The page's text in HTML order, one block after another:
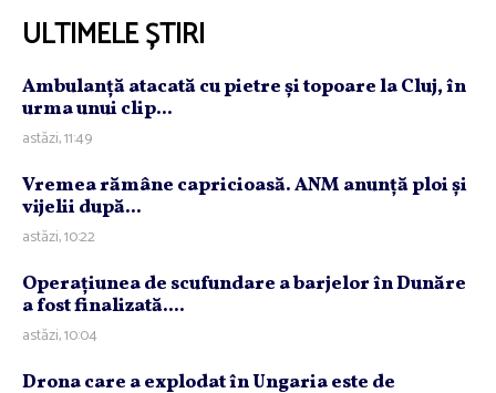
ULTIMELE ȘTIRI
Ambulanţă atacată cu pietre şi topoare la Cluj, în
urma unui clip...
astăzi, 11:49
Vremea rămâne capricioasă. ANM anunţă ploi şi
vijelii după...
astăzi, 10:22
Operaţiunea de scufundare a barjelor în Dunăre
a fost finalizată....
astăzi, 10:04
Drona care a explodat în Ungaria este de